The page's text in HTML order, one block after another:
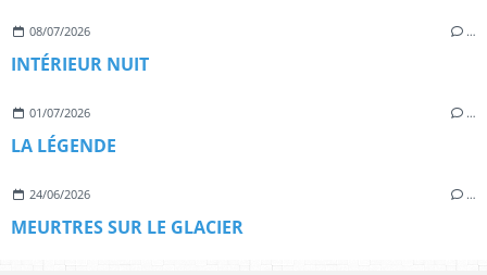
08/07/2026 …
INTÉRIEUR NUIT
01/07/2026 …
LA LÉGENDE
24/06/2026 …
MEURTRES SUR LE GLACIER